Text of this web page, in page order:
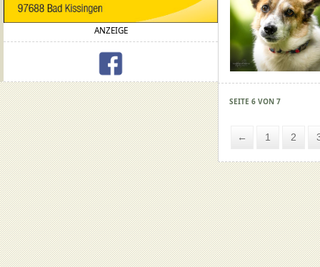
ANZEIGE
SEITE 6 VON 7
← 1 2